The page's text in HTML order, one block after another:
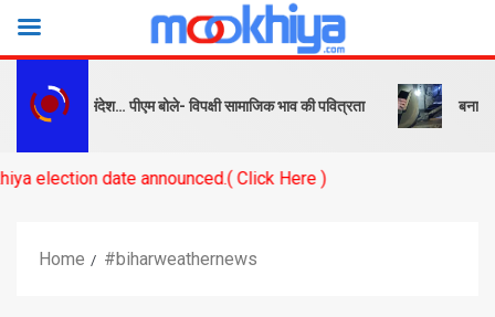
और संदेश… पीएम बोले- विपक्षी सामाजिक भाव की पवित्रता बनारस
date announced.( Click Here )
Home #biharweathernews